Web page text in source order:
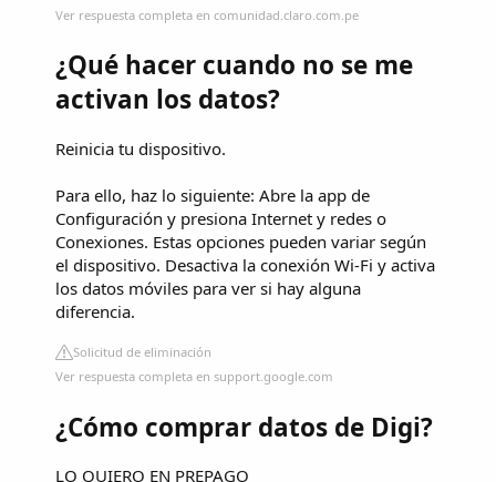
Ver respuesta completa en comunidad.claro.com.pe
¿Qué hacer cuando no se me
activan los datos?
Reinicia tu dispositivo.
Para ello, haz lo siguiente: Abre la app de
Configuración y presiona Internet y redes o
Conexiones. Estas opciones pueden variar según
el dispositivo. Desactiva la conexión Wi-Fi y activa
los datos móviles para ver si hay alguna
diferencia.
Solicitud de eliminación
Ver respuesta completa en support.google.com
¿Cómo comprar datos de Digi?
LO QUIERO EN PREPAGO